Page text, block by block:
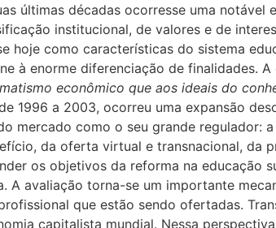
últimas décadas ocorresse uma notável
institucional, de valores e de
hoje como características do sistema
à enorme diferenciação de finalidades.
econômico que aos ideais do
1996 a 2003, ocorreu uma expansão
mercado como o seu grande regulador:
da oferta virtual e transnacional, da
os objetivos da reforma na educação
A avaliação torna-se um importante
que estão sendo ofertadas.
capitalista mundial. Nessa